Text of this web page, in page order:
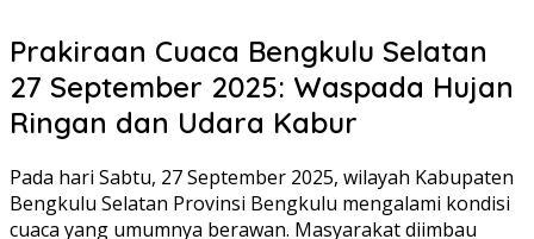
Prakiraan Cuaca Bengkulu Selatan
27 September 2025: Waspada Hujan
Ringan dan Udara Kabur
Pada hari Sabtu, 27 September 2025, wilayah Kabupaten
Bengkulu Selatan Provinsi Bengkulu mengalami kondisi
cuaca yang umumnya berawan. Masyarakat diimbau